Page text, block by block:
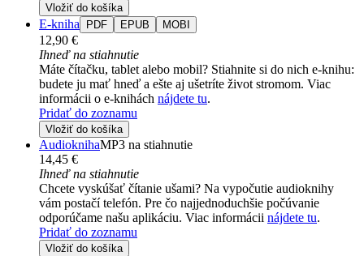
Vložiť do košíka
E-kniha PDF EPUB MOBI
12,90 €
Ihneď na stiahnutie
Máte čítačku, tablet alebo mobil? Stiahnite si do nich e-knihu:
budete ju mať hneď a ešte aj ušetríte život stromom. Viac
informácii o e-knihách nájdete tu.
Pridať do zoznamu
Vložiť do košíka
AudioknihaMP3 na stiahnutie
14,45 €
Ihneď na stiahnutie
Chcete vyskúšať čítanie ušami? Na vypočutie audioknihy
vám postačí telefón. Pre čo najjednoduchšie počúvanie
odporúčame našu aplikáciu. Viac informácii nájdete tu.
Pridať do zoznamu
Vložiť do košíka